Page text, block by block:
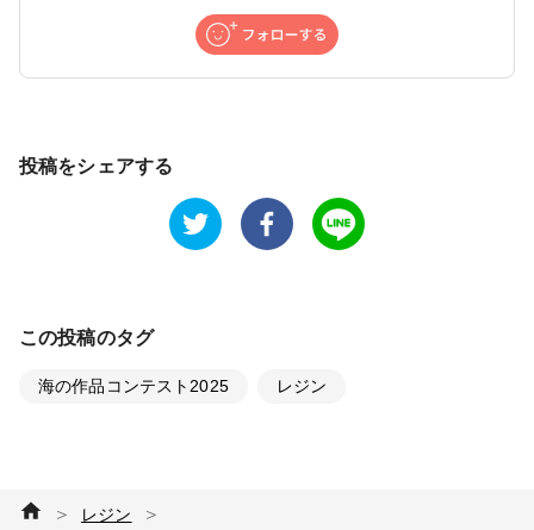
投稿をシェアする
この投稿のタグ
海の作品コンテスト2025 レジン
＞ レジン ＞